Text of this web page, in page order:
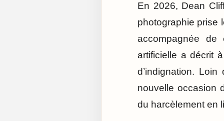
En 2026, Dean
photographie prise
accompagnée de
artificielle a décrit
d’indignation.
nouvelle occasion
du harcèlement en